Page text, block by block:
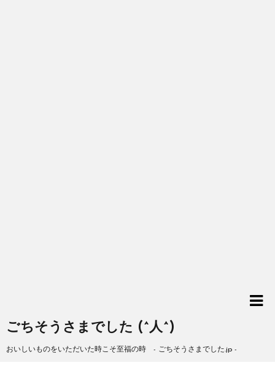
ごちそうさまでした (^人^)
おいしいものをいただいた時こそ至福の時 - ごちそうさまでした.jp -